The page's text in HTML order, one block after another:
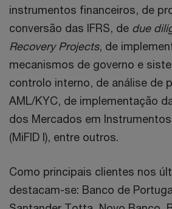
instrumentos financeiros, de
conversão das IFRS, de due
Recovery Projects, de
mecanismos de governo e
controlo interno, de análise de
AML/KYC, de implementação
dos Mercados em
(MiFID I), entre outros.
Como principais clientes nos
destacam-se: Banco de